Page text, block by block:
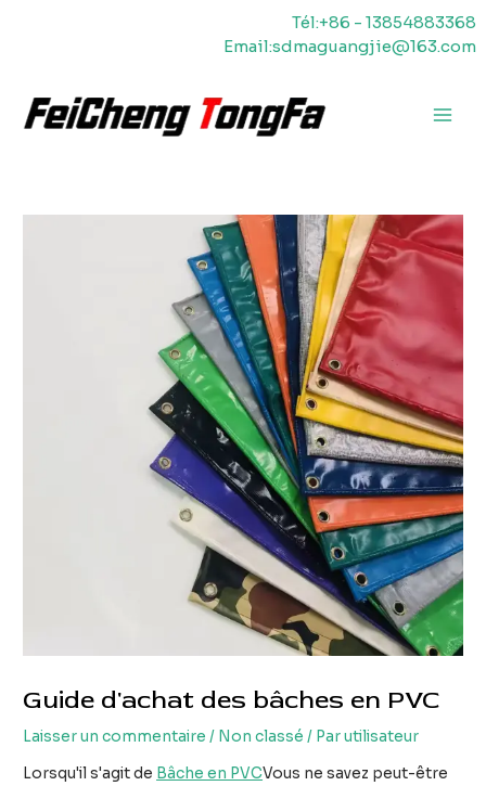
Tél:+86 - 13854883368
Email:sdmaguangjie@163.com
Guide d'achat des bâches en PVC
Laisser un commentaire / Non classé / Parutilisateur
Lorsqu'il s'agit de Bâche en PVCVous ne savez peut-être